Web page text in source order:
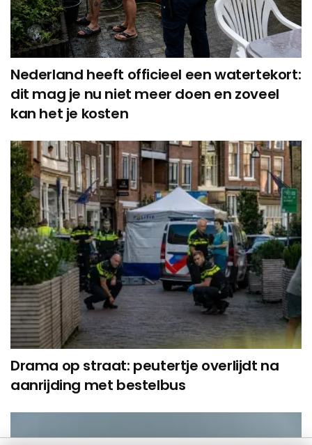
Nederland heeft officieel een watertekort:
dit mag je nu niet meer doen en zoveel
kan het je kosten
Drama op straat: peutertje overlijdt na
aanrijding met bestelbus